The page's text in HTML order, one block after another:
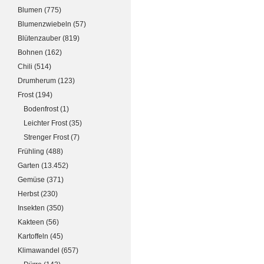
Blumen (775)
Blumenzwiebeln (57)
Blütenzauber (819)
Bohnen (162)
Chili (514)
Drumherum (123)
Frost(194)
Bodenfrost(1)
Leichter Frost(35)
Strenger Frost(7)
Frühling (488)
Garten (13.452)
Gemüse (371)
Herbst(230)
Insekten (350)
Kakteen (56)
Kartoffeln (45)
Klimawandel (657)